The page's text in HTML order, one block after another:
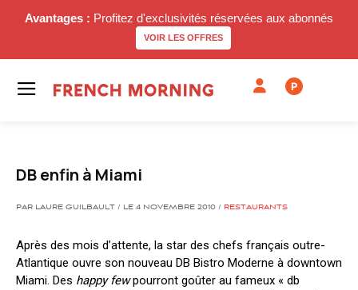
Avantages : Profitez d'exclusivités réservées aux abonnés
VOIR LES OFFRES
P
DB enfin à Miami
PAR LAURE GUILBAULT / LE 4 NOVEMBRE 2010 / RESTAURANTS
Après des mois d’attente, la star des chefs français outre-
Atlantique ouvre son nouveau DB Bistro Moderne à downtown
Miami. Des happy fewpourront goûter au fameux « db